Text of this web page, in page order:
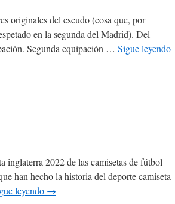
originales del escudo (cosa que, por
en la segunda del Madrid). Del
Segunda equipación … Sigue leyendo
inglaterra 2022 de las camisetas de fútbol
han hecho la historia del deporte camiseta
leyendo →